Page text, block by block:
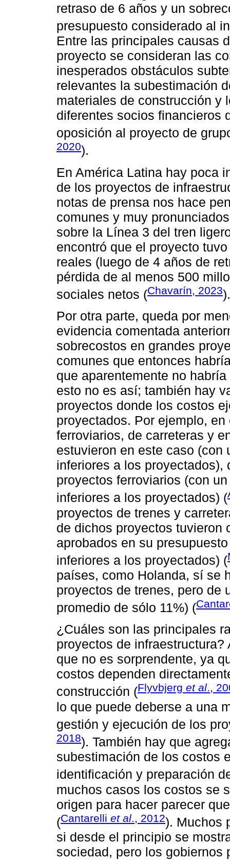
retraso de 6 años y un
presupuesto considerado al
Entre las principales causas
proyecto se consideran las
inesperados obstáculos
relevantes la subestimación
materiales de construcción y
diferentes socios financieros
oposición al proyecto de
2020).
En América Latina hay poca
de los proyectos de
notas de prensa nos hace
comunes y muy
sobre la Línea 3 del tren
encontró que el proyecto
reales (luego de 4 años de
pérdida de al menos 500
sociales netos (Chavarín, 2023).
Por otra parte, queda por
evidencia comentada
sobrecostos en grandes
comunes que entonces
que aparentemente no
esto no es así; también hay
proyectos donde los costos
proyectados. Por ejemplo,
ferroviarios, de carreteras y
estuvieron en este caso (con
inferiores a los
proyectos ferroviarios (con
inferiores a los proyectados) (
proyectos de trenes y
de dichos proyectos tuvieron
aprobados en su
inferiores a los proyectados) (
países, como Holanda, sí se
proyectos de trenes, pero de
promedio de sólo 11%) (
¿Cuáles son las principales
proyectos de
que no es sorprendente, ya
costos dependen
construcción (Flyvbjerg et al.,
lo que puede deberse a una
gestión y ejecución de los
2018). También hay que
subestimación de los costos
identificación y preparación
muchos casos los costos se
origen para hacer parecer
(Cantarelli et al., 2012). Muchos
si desde el principio se
sociedad, pero los gobiernos